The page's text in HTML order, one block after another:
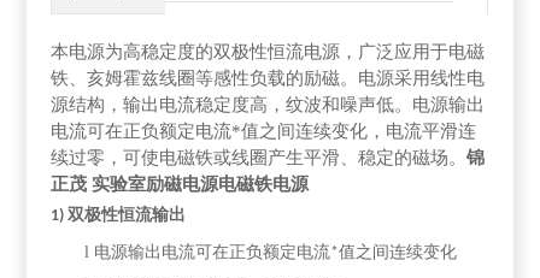
本电源为高稳定度的双极性恒流电源， 广泛应用于电磁
铁、亥姆霍兹线圈等感性负载的励磁。 电源采用线性电
源结构，输出电流稳定度高，纹波和噪声低。电源输出
电流可在正负额定电流*值之间连续变化，电流平滑连
续过零，可使电磁铁或线圈产生平滑、稳定的磁场。锦
正茂 实验室励磁电源电磁铁电源
1)双极性恒流输出
l 电源输出电流可在正负额定电流*值之间连续变化